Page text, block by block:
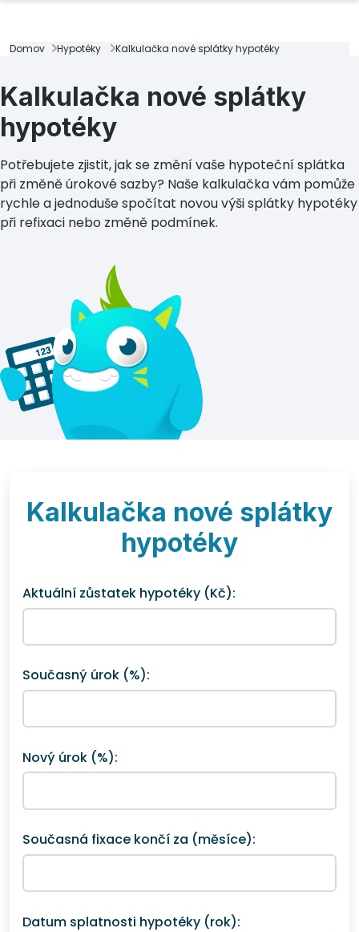
Domov Hypotéky Kalkulačka nové splátky hypotéky
Kalkulačka nové splátky
hypotéky
Potřebujete zjistit, jak se změní vaše hypoteční splátka
při změně úrokové sazby? Naše kalkulačka vám pomůže
rychle a jednoduše spočítat novou výši splátky hypotéky
při refixaci nebo změně podmínek.
Kalkulačka nové splátky
hypotéky
Aktuální zůstatek hypotéky (Kč):
Současný úrok (%):
Nový úrok (%):
Současná fixace končí za (měsíce):
Datum splatnosti hypotéky (rok):